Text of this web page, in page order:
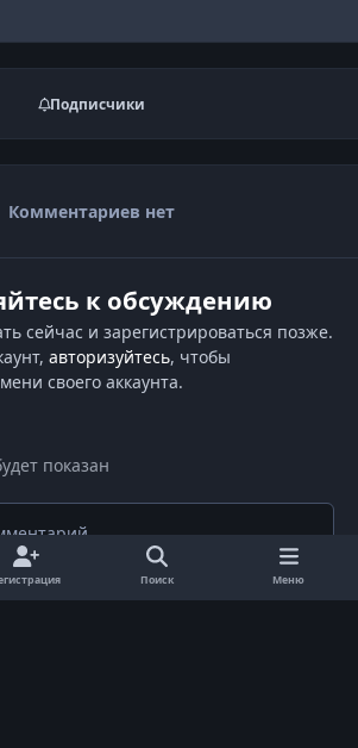
Подписчики
Комментариев нет
к обсуждению
сейчас и зарегистрироваться позже.
авторизуйтесь, чтобы
своего аккаунта.
Поиск Меню